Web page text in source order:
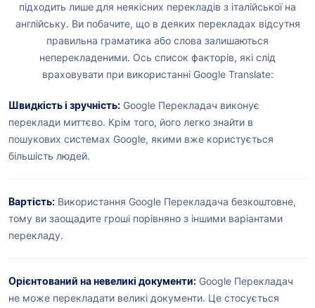
підходить лише для неякісних перекладів з італійської на
англійську. Ви побачите, що в деяких перекладах відсутня
правильна граматика або слова залишаються
неперекладеними. Ось список факторів, які слід
враховувати при використанні Google Translate:
Швидкість і зручність: Google Перекладач виконує
переклади миттєво. Крім того, його легко знайти в
пошукових системах Google, якими вже користується
більшість людей.
Вартість: Використання Google Перекладача безкоштовне,
тому ви заощадите гроші порівняно з іншими варіантами
перекладу.
Орієнтований на невеликі документи: Google Перекладач
не може перекладати великі документи. Це стосується